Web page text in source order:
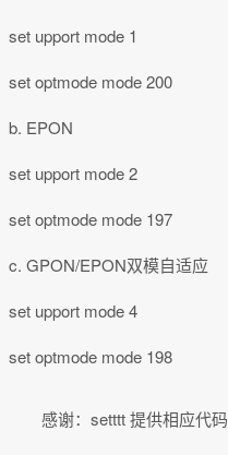
set upport mode 1
set optmode mode 200
b. EPON
set upport mode 2
set optmode mode 197
c. GPON/EPON双模自适应
set upport mode 4
set optmode mode 198
感谢：setttt 提供相应代码